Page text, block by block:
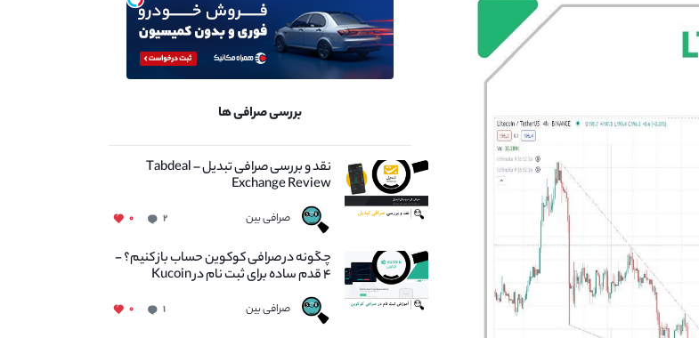
بررسی صرافی ها
نقد و بررسی صرافی تبدیل – Tabdeal
Exchange Review
صرافی بین ۲ ۰
چگونه در صرافی کوکوین حساب باز کنیم؟ -
۴ قدم ساده برای ثبت نام در Kucoin
صرافی بین ۱ ۰